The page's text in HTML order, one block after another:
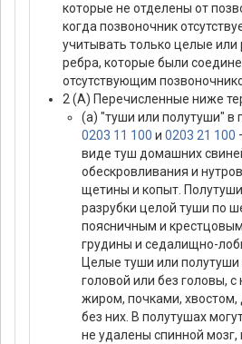
которые не отделены от
когда позвоночник
учитывать только целые или
ребра, которые были
отсутствующим
2 (А) Перечисленные ниже
(а) "туши или полутуши" в
0203 11 100 и 0203 21 100
виде туш домашних
обескровливания и
щетины и копыт.
разрубки целой туши по
поясничным и
грудины и седалищно-
Целые туши или полутуши
головой или без головы,
жиром, почками,
без них. В полутушах
не удалены спинной мозг,